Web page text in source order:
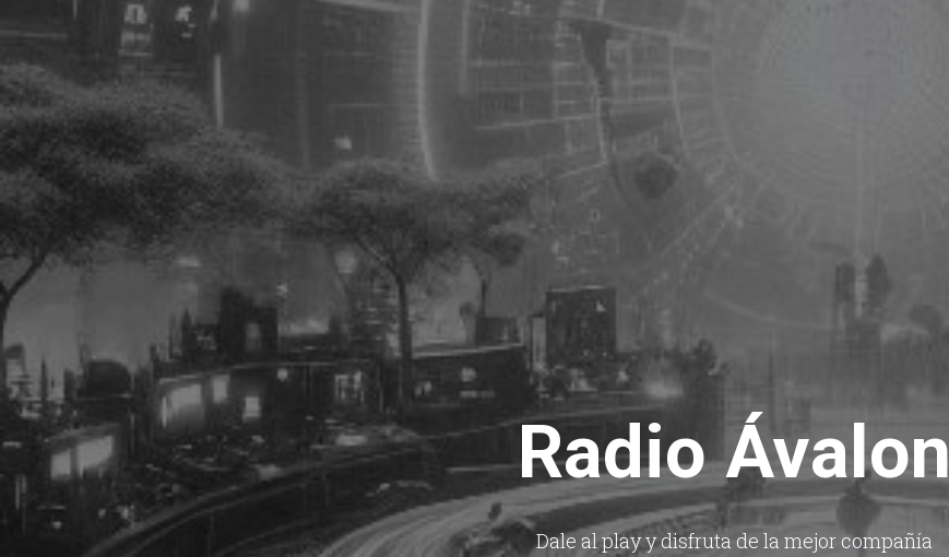
Radio Ávalon
Dale al play y disfruta de la mejor compañía